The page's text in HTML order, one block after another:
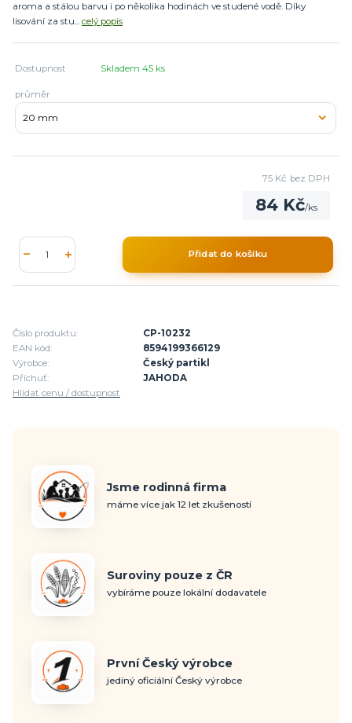
aroma a stálou barvu i po několika hodinách ve studené vodě. Díky
lisování za stu... celý popis
Dostupnost Skladem 45 ks
průměr
84 Kč/ks
75 Kč bez DPH
Přidat do košíku
Číslo produktu:
CP-10232
EAN kód:
8594199366129
Výrobce:
Český partikl
Příchuť:
JAHODA
Hlídat cenu / dostupnost
Jsme rodinná firma
máme více jak 12 let zkušeností
Suroviny pouze z ČR
vybíráme pouze lokální dodavatele
První Český výrobce
jediný oficiální Český výrobce